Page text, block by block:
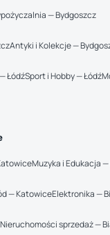
— Bydgoszcz
Antyki i Kolekcje —
ŁódźSport i Hobby — Łódź
Muzyka i Edukacja
— KatowiceElektronika —
Nieruchomości sprzedaż —